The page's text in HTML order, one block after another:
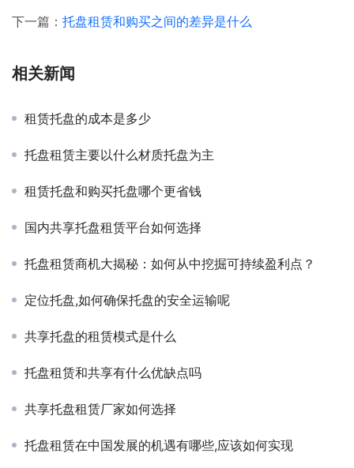
下一篇： 托盘租赁和购买之间的差异是什么
相关新闻
租赁托盘的成本是多少
托盘租赁主要以什么材质托盘为主
租赁托盘和购买托盘哪个更省钱
国内共享托盘租赁平台如何选择
托盘租赁商机大揭秘：如何从中挖掘可持续盈利点？
定位托盘,如何确保托盘的安全运输呢
共享托盘的租赁模式是什么
托盘租赁和共享有什么优缺点吗
共享托盘租赁厂家如何选择
托盘租赁在中国发展的机遇有哪些,应该如何实现